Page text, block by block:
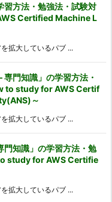
習方法・勉強法・試験対
Certified Machine L
拡大しているパブ ...
専門知識」の学習方法・
to study for AWS Certif
～
拡大しているパブ ...
門知識」の学習方法・勉
study for AWS Certifie
拡大しているパブ ...